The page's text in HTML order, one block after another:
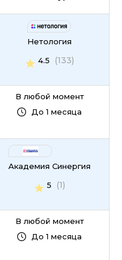
Нетология
4.5
(133)
В любой момент
До 1 месяца
Академия Синергия
5
(1)
В любой момент
До 1 месяца